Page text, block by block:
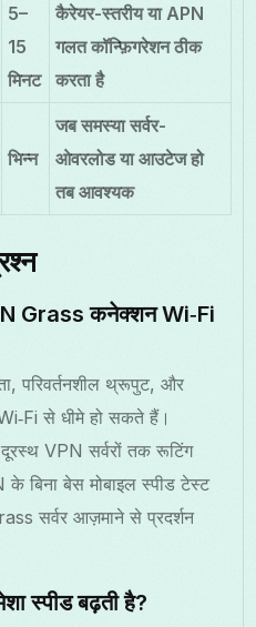
5–
15
मिनट
कैरेयर-स्तरीय या APN
गलत कॉन्फ़िगरेशन ठीक
करता है
भिन्न
जब समस्या सर्वर-
ओवरलोड या आउटेज हो
तब आवश्यक
Grass कनेक्शन Wi‑Fi
परिवर्तनशील थ्रूपुट, और
से धीमे हो सकते हैं।
VPN सर्वरों तक रूटिंग
के बिना बेस मोबाइल स्पीड टेस्ट
सर्वर आज़माने से प्रदर्शन
स्पीड बढ़ती है?